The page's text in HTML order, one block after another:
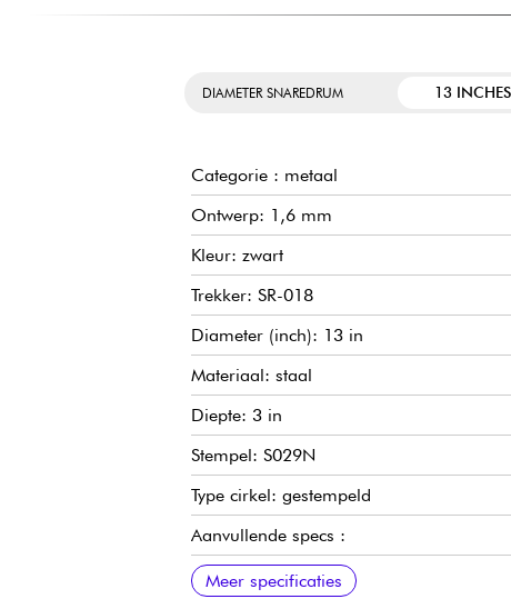
DIAMETER SNAREDRUM 13 INCHES
Categorie : metaal
Ontwerp: 1,6 mm
Kleur: zwart
Trekker: SR-018
Diameter (inch): 13 in
Materiaal: staal
Diepte: 3 in
Stempel: S029N
Type cirkel: gestempeld
Aanvullende specs :
Cirkels: getrokken staal 1,6 mm 8
Hulzen: CL05
Trekstangen : T055
Meer specificaties